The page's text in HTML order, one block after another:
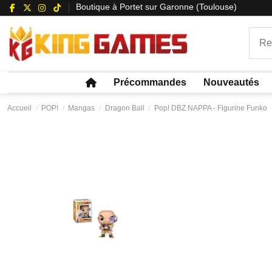
Boutique à Portet sur Garonne (Toulouse)
Précommandes Nouveautés
Accueil POP! Mangas Dragon Ball Pop! DBZ NAPPA - Figurine Funko